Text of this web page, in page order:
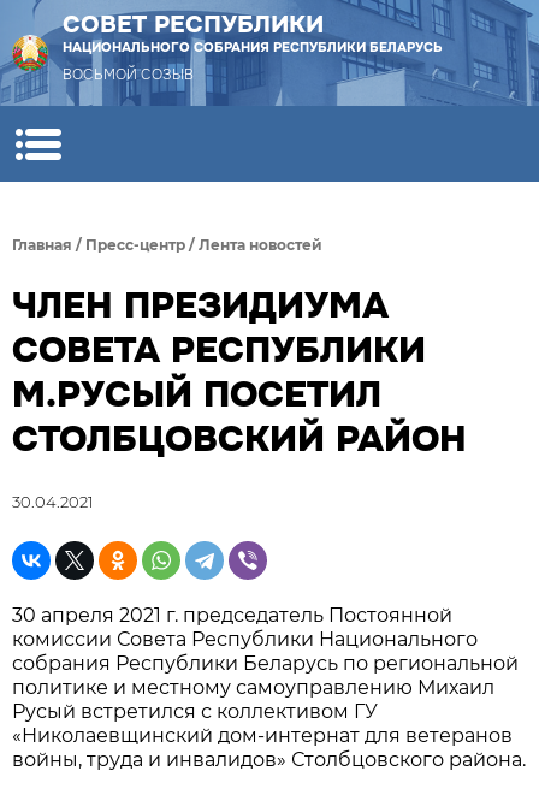
СОВЕТ РЕСПУБЛИКИ
НАЦИОНАЛЬНОГО СОБРАНИЯ РЕСПУБЛИКИ БЕЛАРУСЬ
ВОСЬМОЙ СОЗЫВ
Главная / Пресс-центр / Лента новостей
ЧЛЕН ПРЕЗИДИУМА
СОВЕТА РЕСПУБЛИКИ
М.РУСЫЙ ПОСЕТИЛ
СТОЛБЦОВСКИЙ РАЙОН
30.04.2021
30 апреля 2021 г. председатель Постоянной
комиссии Совета Республики Национального
собрания Республики Беларусь по региональной
политике и местному самоуправлению Михаил
Русый встретился с коллективом ГУ
«Николаевщинский дом-интернат для ветеранов
войны, труда и инвалидов» Столбцовского района.